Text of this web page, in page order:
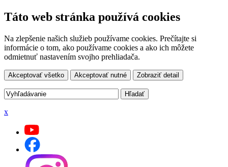
Táto web stránka používá cookies
Na zlepšenie našich služieb používame cookies. Prečítajte si
informácie o tom, ako používame cookies a ako ich môžete
odmietnuť nastavením svojho prehliadača.
Akceptovať všetko Akceptovať nutné Zobraziť detail
x